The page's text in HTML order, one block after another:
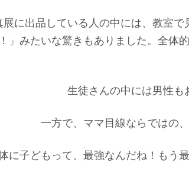
展に出品している人の中には、教室
」みたいな驚きもありました。全体
生徒さんの中には男性も
一方で、ママ目線ならではの
に子どもって、最強なんだね！もう